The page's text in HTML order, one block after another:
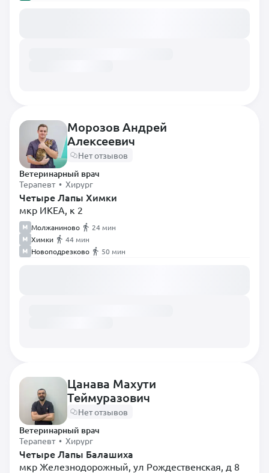
Морозов Андрей
Алексеевич
Нет отзывов
Ветеринарный врач
Терапевт • Хирург
Четыре Лапы Химки
мкр ИКЕА, к 2
Молжаниново
24 мин
Химки
44 мин
Новоподрезково
50 мин
Цанава Махути
Теймуразович
Нет отзывов
Ветеринарный врач
Терапевт • Хирург
Четыре Лапы Балашиха
мкр Железнодорожный, ул Рождественская, д 8